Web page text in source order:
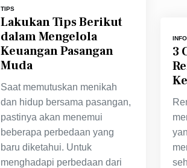
TIPS
Lakukan Tips Berikut
dalam Mengelola
Keuangan Pasangan
Muda
Saat memutuskan menikah
dan hidup bersama pasangan,
pastinya akan menemui
beberapa perbedaan yang
baru diketahui. Untuk
menghadapi perbedaan dari
INFO
3